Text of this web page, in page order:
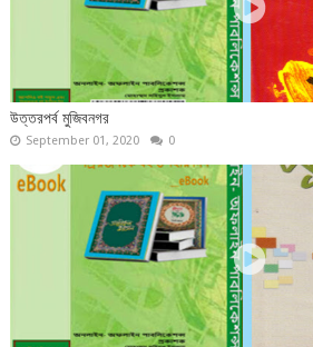
উত্তরপর্ব মুজিবনগর
September 01, 2020 0